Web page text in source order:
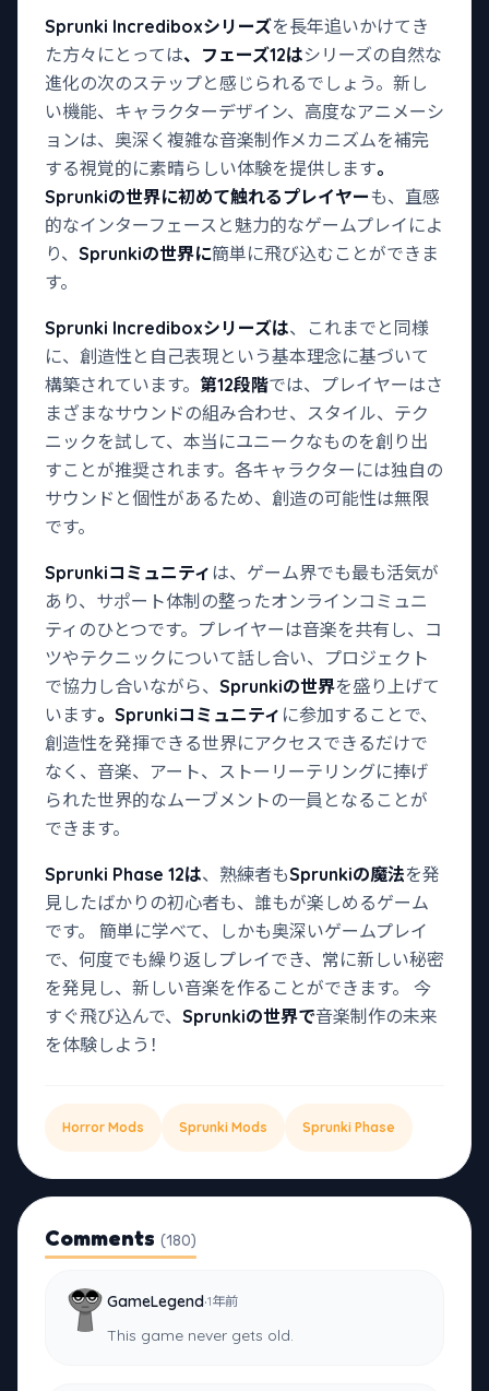
Sprunki Incrediboxシリーズを長年追いかけてき
た方々にとっては、フェーズ12はシリーズの自然な
進化の次のステップと感じられるでしょう。新し
い機能、キャラクターデザイン、高度なアニメーシ
ョンは、奥深く複雑な音楽制作メカニズムを補完
する視覚的に素晴らしい体験を提供します。
Sprunkiの世界に初めて触れるプレイヤーも、直感
的なインターフェースと魅力的なゲームプレイによ
り、 Sprunkiの世界に簡単に飛び込むことができま
す。
Sprunki Incrediboxシリーズは、これまでと同様
に、創造性と自己表現という基本理念に基づいて
構築されています。 第12段階では、プレイヤーはさ
まざまなサウンドの組み合わせ、スタイル、テク
ニックを試して、本当にユニークなものを創り出
すことが推奨されます。各キャラクターには独自の
サウンドと個性があるため、創造の可能性は無限
です。
Sprunkiコミュニティ は、ゲーム界でも最も活気が
あり、サポート体制の整ったオンラインコミュニ
ティのひとつです。プレイヤーは音楽を共有し、コ
ツやテクニックについて話し合い、プロジェクト
で協力し合いながら、 Sprunkiの世界を盛り上げて
います。Sprunkiコミュニティ に参加することで、
創造性を発揮できる世界にアクセスできるだけで
なく、音楽、アート、ストーリーテリングに捧げ
られた世界的なムーブメントの一員となることが
できます。
Sprunki Phase 12は、熟練者もSprunkiの魔法を発
見したばかりの初心者も、誰もが楽しめるゲーム
です。 簡単に学べて、しかも奥深いゲームプレイ
で、何度でも繰り返しプレイでき、常に新しい秘密
を発見し、新しい音楽を作ることができます。 今
すぐ飛び込んで、 Sprunkiの世界で音楽制作の未来
を体験しよう！
Horror Mods Sprunki Mods Sprunki Phase
Comments (180)
GameLegend·1年前
This game never gets old.